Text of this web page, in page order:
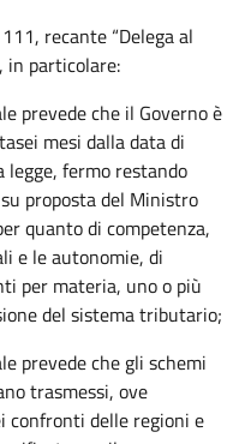
recante “Delega al
in particolare:
prevede che il Governo è
mesi dalla data di
fermo restando
proposta del Ministro
quanto di competenza,
e le autonomie, di
per materia, uno o più
del sistema tributario;
prevede che gli schemi
trasmessi, ove
delle regioni e